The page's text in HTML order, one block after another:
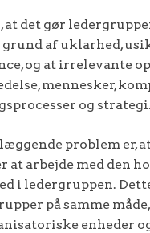
at det gør
grund af uklarhed,
og at irrelevante
mennesker,
og strategi.
problem er,
at arbejde med den
i ledergruppen.
på samme
enheder